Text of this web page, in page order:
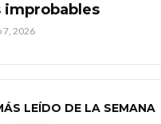
improbables
7, 2026
LEÍDO DE LA SEMANA